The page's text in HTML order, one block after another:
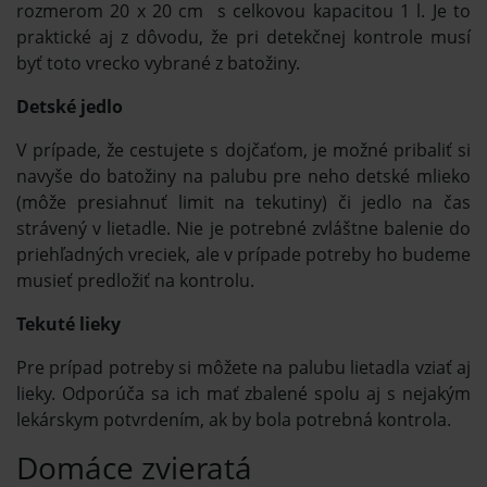
rozmerom 20 x 20 cm s celkovou kapacitou 1 l. Je to
praktické aj z dôvodu, že pri detekčnej kontrole musí
byť toto vrecko vybrané z batožiny.
Detské jedlo
V prípade, že cestujete s dojčaťom, je možné pribaliť si
navyše do batožiny na palubu pre neho detské mlieko
(môže presiahnuť limit na tekutiny) či jedlo na čas
strávený v lietadle. Nie je potrebné zvláštne balenie do
priehľadných vreciek, ale v prípade potreby ho budeme
musieť predložiť na kontrolu.
Tekuté lieky
Pre prípad potreby si môžete na palubu lietadla vziať aj
lieky. Odporúča sa ich mať zbalené spolu aj s nejakým
lekárskym potvrdením, ak by bola potrebná kontrola.
Domáce zvieratá